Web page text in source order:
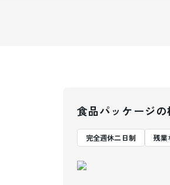
食品パッケージ
完全週休二日制 残業